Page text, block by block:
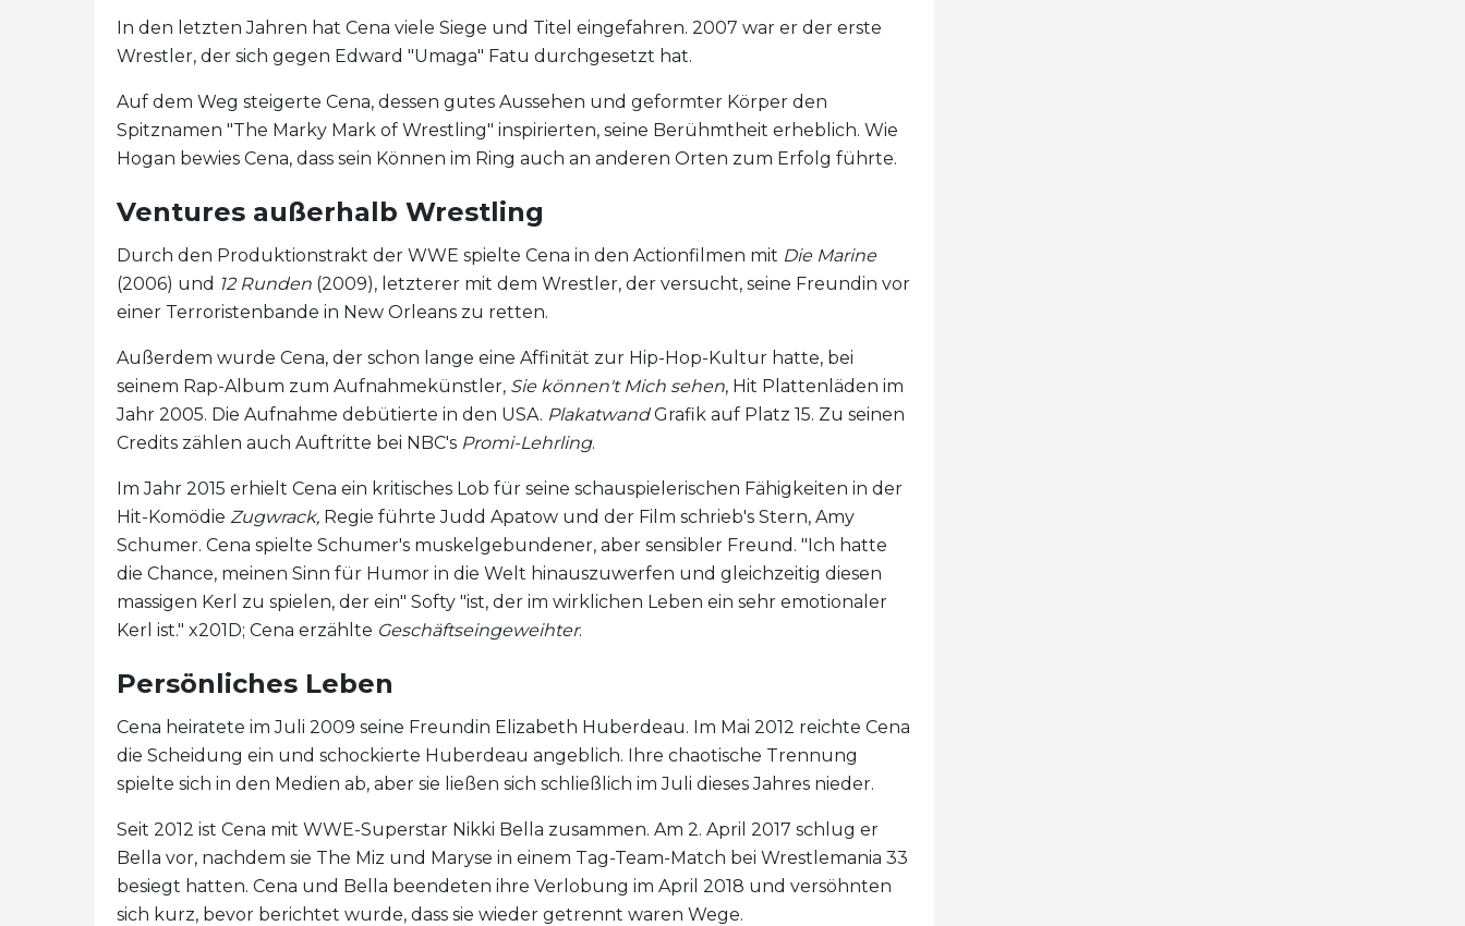
In den letzten Jahren hat Cena viele Siege und Titel eingefahren. 2007 war er der erste
Wrestler, der sich gegen Edward "Umaga" Fatu durchgesetzt hat.
Auf dem Weg steigerte Cena, dessen gutes Aussehen und geformter Körper den
Spitznamen "The Marky Mark of Wrestling" inspirierten, seine Berühmtheit erheblich. Wie
Hogan bewies Cena, dass sein Können im Ring auch an anderen Orten zum Erfolg führte.
Ventures außerhalb Wrestling
Durch den Produktionstrakt der WWE spielte Cena in den Actionfilmen mit Die Marine
(2006) und 12 Runden (2009), letzterer mit dem Wrestler, der versucht, seine Freundin vor
einer Terroristenbande in New Orleans zu retten.
Außerdem wurde Cena, der schon lange eine Affinität zur Hip-Hop-Kultur hatte, bei
seinem Rap-Album zum Aufnahmekünstler, Sie können't Mich sehen, Hit Plattenläden im
Jahr 2005. Die Aufnahme debütierte in den USA. PlakatwandGrafik auf Platz 15. Zu seinen
Credits zählen auch Auftritte bei NBC's Promi-Lehrling.
Im Jahr 2015 erhielt Cena ein kritisches Lob für seine schauspielerischen Fähigkeiten in der
Hit-Komödie Zugwrack, Regie führte Judd Apatow und der Film schrieb's Stern, Amy
Schumer. Cena spielte Schumer's muskelgebundener, aber sensibler Freund. "Ich hatte
die Chance, meinen Sinn für Humor in die Welt hinauszuwerfen und gleichzeitig diesen
massigen Kerl zu spielen, der ein" Softy "ist, der im wirklichen Leben ein sehr emotionaler
Kerl ist." x201D; Cena erzählte Geschäftseingeweihter.
Persönliches Leben
Cena heiratete im Juli 2009 seine Freundin Elizabeth Huberdeau. Im Mai 2012 reichte Cena
die Scheidung ein und schockierte Huberdeau angeblich. Ihre chaotische Trennung
spielte sich in den Medien ab, aber sie ließen sich schließlich im Juli dieses Jahres nieder.
Seit 2012 ist Cena mit WWE-Superstar Nikki Bella zusammen. Am 2. April 2017 schlug er
Bella vor, nachdem sie The Miz und Maryse in einem Tag-Team-Match bei Wrestlemania 33
besiegt hatten. Cena und Bella beendeten ihre Verlobung im April 2018 und versöhnten
sich kurz, bevor berichtet wurde, dass sie wieder getrennt waren Wege.